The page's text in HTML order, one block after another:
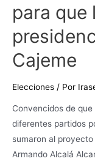
para que
Cajeme
Elecciones / Por
Convencidos de
diferentes partidos
sumaron al
Armando Alcalá
a
la
presidencia
municipal
de
Cajeme